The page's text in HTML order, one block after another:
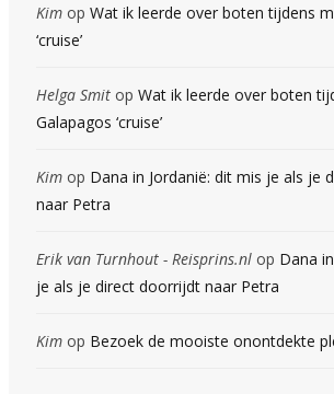
Kim op Wat ik leerde over boten tijdens
‘cruise’
Helga Smit op Wat ik leerde over boten
Galapagos ‘cruise’
Kim op Dana in Jordanië: dit mis je als je
naar Petra
Erik van Turnhout - Reisprins.nl op Dana
je als je direct doorrijdt naar Petra
Kim op Bezoek de mooiste onontdekte